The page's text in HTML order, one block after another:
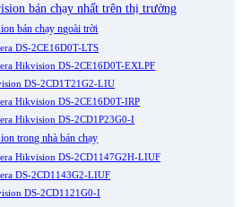
bán chạy nhất trên thị trường
bán chạy ngoài trời
DS-2CE16D0T-LTS
Hikvision DS-2CE16D0T-EXLPF
DS-2CD1T21G2-LIU
Hikvision DS-2CE16D0T-IRP
Hikvision DS-2CD1P23G0-I
trong nhà bán chạy
Hikvision DS-2CD1147G2H-LIUF
DS-2CD1143G2-LIUF
DS-2CD1121G0-I